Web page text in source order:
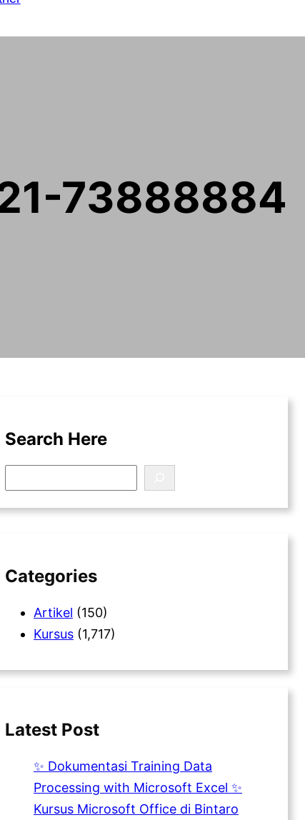
73888884
Search Here
e
a
Categories
Artikel (150)
Kursus (1,717)
Latest Post
✨ Dokumentasi Training Data
Processing with Microsoft Excel ✨
Kursus Microsoft Office di Bintaro